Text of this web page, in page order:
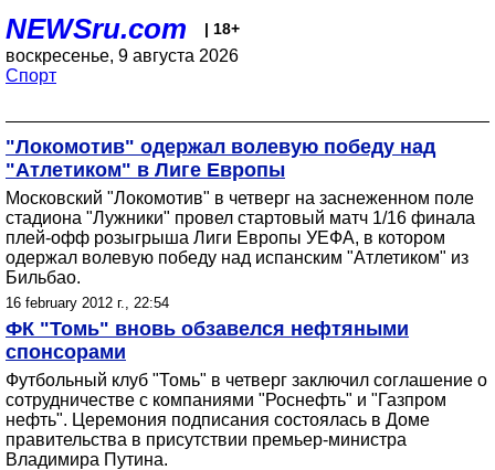
NEWSru.com | 18+
воскресенье, 9 августа 2026
Спорт
"Локомотив" одержал волевую победу над
"Атлетиком" в Лиге Европы
Московский "Локомотив" в четверг на заснеженном поле
стадиона "Лужники" провел стартовый матч 1/16 финала
плей-офф розыгрыша Лиги Европы УЕФА, в котором
одержал волевую победу над испанским "Атлетиком" из
Бильбао.
16 february 2012 г., 22:54
ФК "Томь" вновь обзавелся нефтяными
спонсорами
Футбольный клуб "Томь" в четверг заключил соглашение о
сотрудничестве с компаниями "Роснефть" и "Газпром
нефть". Церемония подписания состоялась в Доме
правительства в присутствии премьер-министра
Владимира Путина.